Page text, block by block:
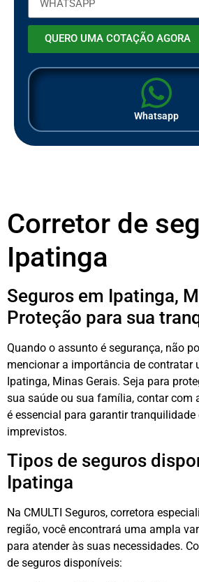
QUERO UMA COTAÇÃO AGORA
Whatsapp
Corretor de
Ipatinga
Seguros em Ipatinga,
Proteção para sua
Quando o assunto é segurança, não
mencionar a importância de contratar
Ipatinga, Minas Gerais. Seja para
sua saúde ou sua família, contar com
é essencial para garantir
imprevistos.
Tipos de seguros
Ipatinga
Na CMULTI Seguros, corretora
região, você encontrará uma ampla
para atender às suas necessidades.
de seguros disponíveis: